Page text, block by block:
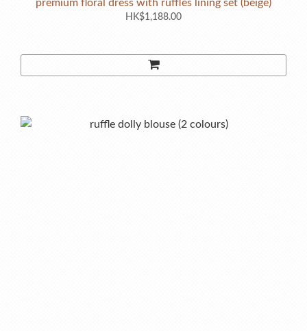
premium floral dress with ruffles lining set (beige)
HK$1,188.00